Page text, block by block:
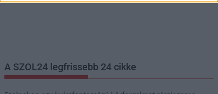
A SZOL24 legfrissebb 24 cikke